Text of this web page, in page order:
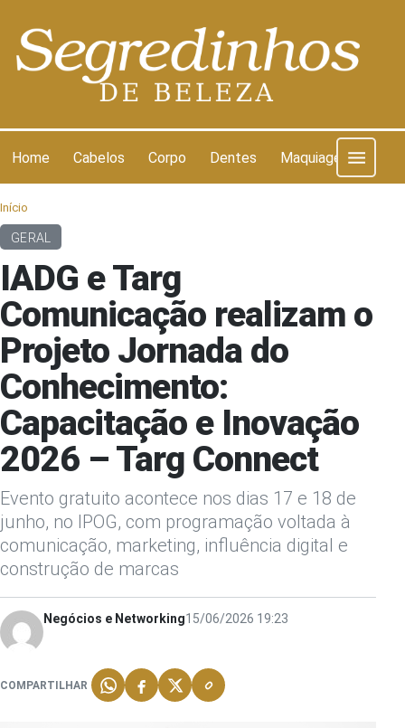
Home Cabelos Corpo Dentes Maquiagem
Início
GERAL
IADG e Targ
Comunicação realizam o
Projeto Jornada do
Conhecimento:
Capacitação e Inovação
2026 – Targ Connect
Evento gratuito acontece nos dias 17 e 18 de
junho, no IPOG, com programação voltada à
comunicação, marketing, influência digital e
construção de marcas
Negócios e Networking15/06/2026 19:23
COMPARTILHAR